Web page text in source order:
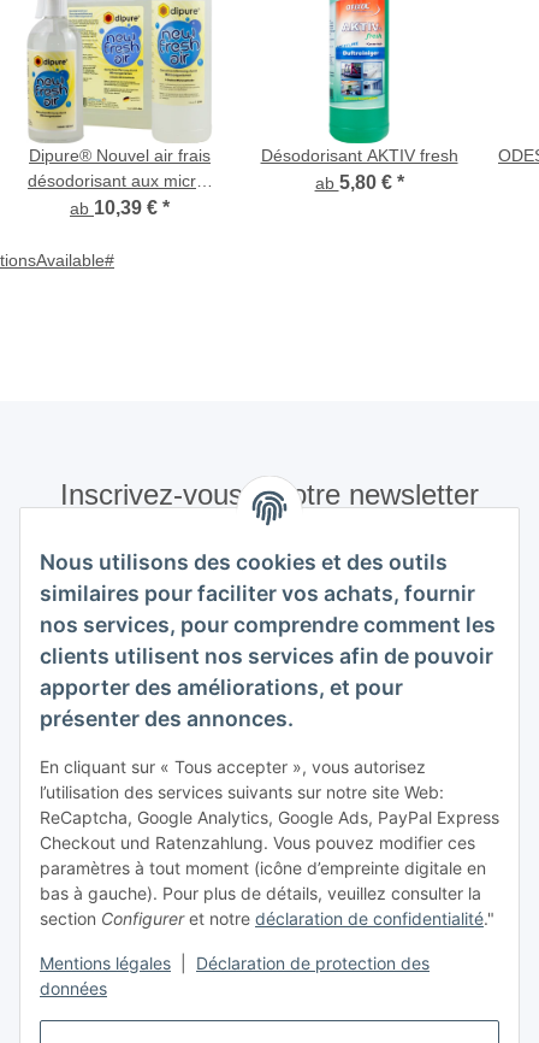
Nous utilisons des cookies et des outils
similaires pour faciliter vos achats, fournir
nos services, pour comprendre comment les
clients utilisent nos services afin de pouvoir
apporter des améliorations, et pour
présenter des annonces.
En cliquant sur « Tous accepter », vous autorisez
l’utilisation des services suivants sur notre site Web:
ReCaptcha, Google Analytics, Google Ads, PayPal Express
Checkout und Ratenzahlung. Vous pouvez modifier ces
paramètres à tout moment (icône d’empreinte digitale en
bas à gauche). Pour plus de détails, veuillez consulter la
section Configureret notre déclaration de confidentialité."
Mentions légales
Déclaration de protection des
données
Dipure® Nouvel air frais
désodorisant aux micro-
organismes
ab 10,39 € *
Désodorisant AKTIV fresh
ab 5,80 € *
Inscrivez-vous à notre newsletter
S'abonner
Veuillez m'envoyer régulièrement et à tout moment,
conformément à votrepolitique de confidentialité, des
informations sur votre gamme de produits par e-mail.
S'abonner
Inscrivez-vous à notre newsletter S'abonner
infos acheteur
Informations
Mentions légales